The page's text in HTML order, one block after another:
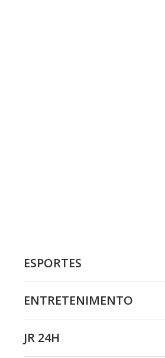
ESPORTES
ENTRETENIMENTO
JR 24H